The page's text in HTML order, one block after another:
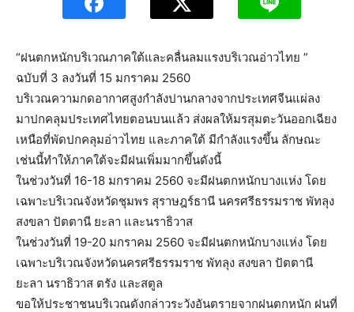
“ฝนตกหนักบริเวณภาคใต้และคลื่นลมแรงบริเวณอ่าวไทย ”
ฉบับที่ 3 ลงวันที่ 15 มกราคม 2560
บริเวณความกดอากาศสูงกำลังปานกลางจากประเทศจีนแผ่ลง
มาปกคลุมประเทศไทยตอนบนแล้ว ส่งผลให้มรสุมตะวันออกเฉียง
เหนือที่พัดปกคลุมอ่าวไทย และภาคใต้ มีกำลังแรงขึ้น ลักษณะ
เช่นนี้ทำให้ภาคใต้จะมีฝนเพิ่มมากขึ้นดังนี้
ในช่วงวันที่ 16-18 มกราคม 2560 จะมีฝนตกหนักบางแห่ง โดย
เฉพาะบริเวณจังหวัดชุมพร สุราษฎร์ธานี นครศรีธรรมราช พัทลุง
สงขลา ปัตตานี ยะลา และนราธิวาส
ในช่วงวันที่ 19-20 มกราคม 2560 จะมีฝนตกหนักบางแห่ง โดย
เฉพาะบริเวณจังหวัดนครศรีธรรมราช พัทลุง สงขลา ปัตตานี
ยะลา นราธิวาส ตรัง และสตูล
ขอให้ประชาชนบริเวณดังกล่าวระวังอันตรายจากฝนตกหนัก ฝนที่